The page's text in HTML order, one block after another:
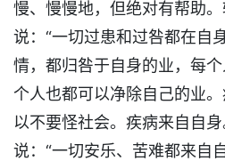
慢、慢慢地，但绝对有帮助
说：“一切过患和过咎都在自
情，都归咎于自身的业，每
个人也都可以净除自己的业
以不要怪社会。疾病来自自
说：“一切安乐、苦难都来自